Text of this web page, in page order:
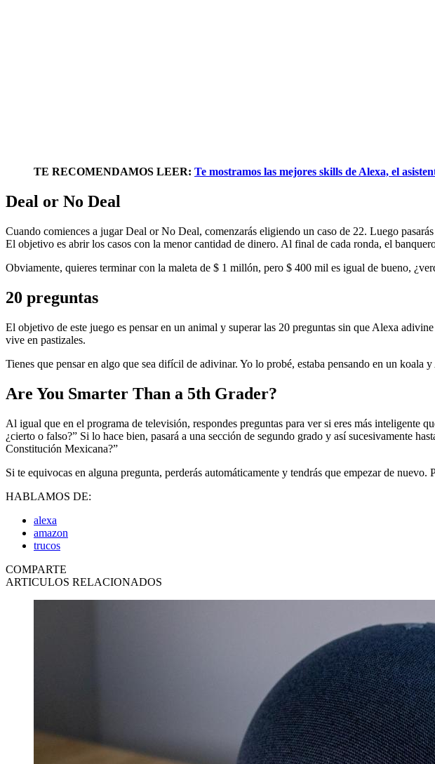
TE RECOMENDAMOS LEER: Te mostramos las mejores skills de Alexa, el
Deal or No Deal
Cuando comiences a jugar Deal or No Deal, comenzarás eligiendo un caso de 22. Luego
El objetivo es abrir los casos con la menor cantidad de dinero. Al final de cada ronda, el
Obviamente, quieres terminar con la maleta de $ 1 millón, pero $ 400 mil es igual de bueno,
20 preguntas
El objetivo de este juego es pensar en un animal y superar las 20 preguntas sin que Alexa
vive en pastizales.
Tienes que pensar en algo que sea difícil de adivinar. Yo lo probé, estaba pensando en un koala
Are You Smarter Than a 5th Grader?
Al igual que en el programa de televisión, respondes preguntas para ver si eres más inteligente
¿cierto o falso?” Si lo hace bien, pasará a una sección de segundo grado y así sucesivamente
Constitución Mexicana?”
Si te equivocas en alguna pregunta, perderás automáticamente y tendrás que empezar de nuevo.
HABLAMOS DE:
alexa
amazon
trucos
COMPARTE
ARTICULOS RELACIONADOS